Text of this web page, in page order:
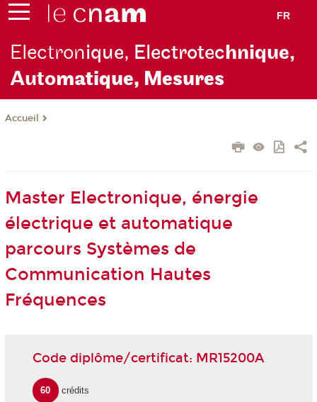
FR
Electronique, Electrotechnique,
Automatique, Mesures
Accueil
Master Electronique, énergie
électrique et automatique
parcours Systèmes de
Communication Hautes
Fréquences
Code diplôme/certificat: MR15200A
60 crédits